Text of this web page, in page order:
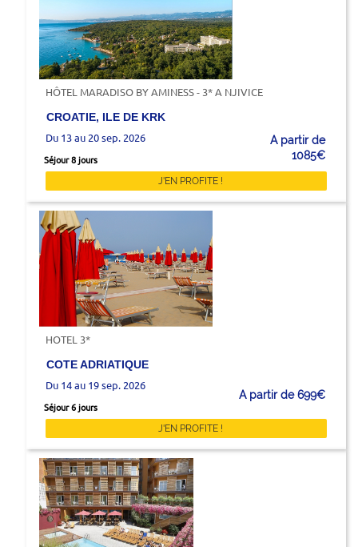
HÔTEL MARADISO BY AMINESS - 3* A NJIVICE
CROATIE, ILE DE KRK
Du 13 au 20 sep. 2026
Séjour 8 jours
A partir de
1085€
J'EN PROFITE !
HOTEL 3*
COTE ADRIATIQUE
Du 14 au 19 sep. 2026
Séjour 6 jours
A partir de 699€
J'EN PROFITE !